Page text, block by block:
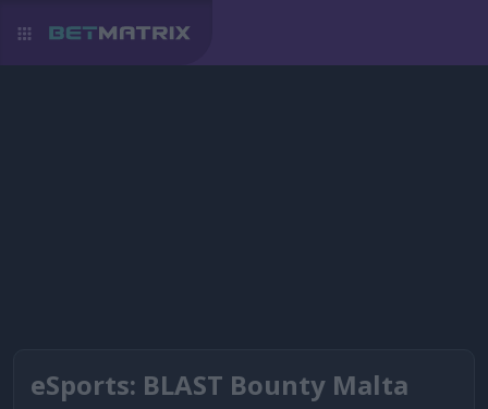
eSports: BLAST Bounty Malta